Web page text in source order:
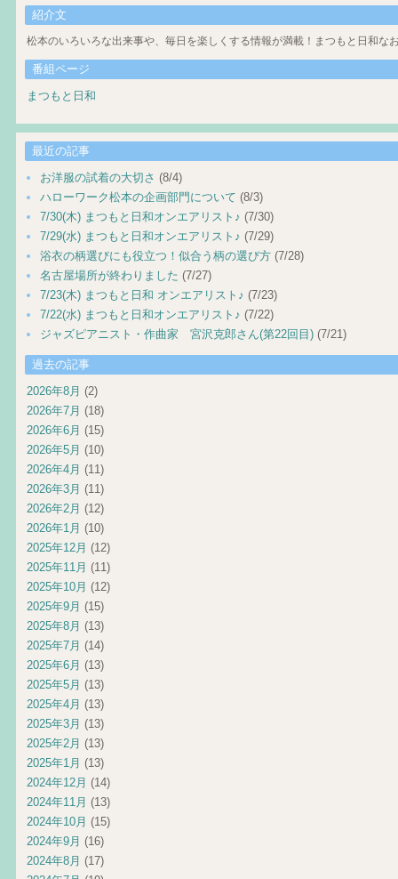
紹介文
松本のいろいろな出来事や、毎日を楽しくする情報が満載！まつもと日和な
番組ページ
まつもと日和
最近の記事
お洋服の試着の大切さ (8/4)
ハローワーク松本の企画部門について (8/3)
7/30(木) まつもと日和オンエアリスト♪ (7/30)
7/29(水) まつもと日和オンエアリスト♪ (7/29)
浴衣の柄選びにも役立つ！似合う柄の選び方 (7/28)
名古屋場所が終わりました (7/27)
7/23(木) まつもと日和 オンエアリスト♪ (7/23)
7/22(水) まつもと日和オンエアリスト♪ (7/22)
ジャズピアニスト・作曲家 宮沢克郎さん(第22回目) (7/21)
過去の記事
2026年8月 (2)
2026年7月 (18)
2026年6月 (15)
2026年5月 (10)
2026年4月 (11)
2026年3月 (11)
2026年2月 (12)
2026年1月 (10)
2025年12月 (12)
2025年11月 (11)
2025年10月 (12)
2025年9月 (15)
2025年8月 (13)
2025年7月 (14)
2025年6月 (13)
2025年5月 (13)
2025年4月 (13)
2025年3月 (13)
2025年2月 (13)
2025年1月 (13)
2024年12月 (14)
2024年11月 (13)
2024年10月 (15)
2024年9月 (16)
2024年8月 (17)